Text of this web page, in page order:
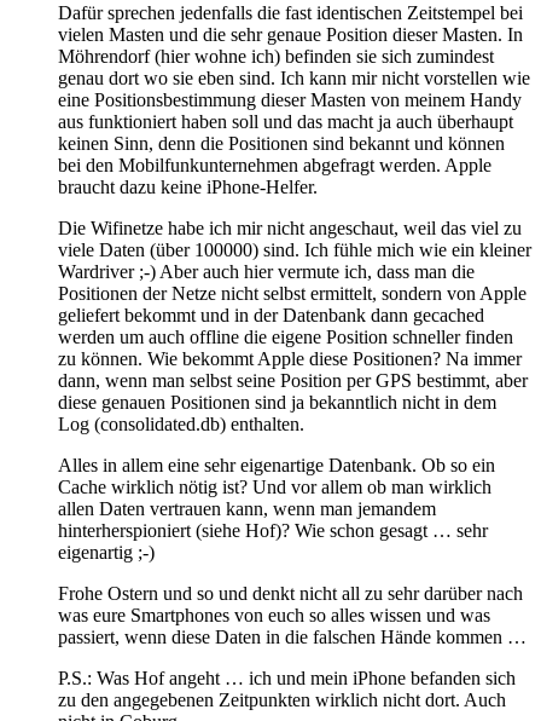
Dafür sprechen jedenfalls die fast identischen Zeitstempel bei
vielen Masten und die sehr genaue Position dieser Masten. In
Möhrendorf (hier wohne ich) befinden sie sich zumindest
genau dort wo sie eben sind. Ich kann mir nicht vorstellen wie
eine Positionsbestimmung dieser Masten von meinem Handy
aus funktioniert haben soll und das macht ja auch überhaupt
keinen Sinn, denn die Positionen sind bekannt und können
bei den Mobilfunkunternehmen abgefragt werden. Apple
braucht dazu keine iPhone-Helfer.
Die Wifinetze habe ich mir nicht angeschaut, weil das viel zu
viele Daten (über 100000) sind. Ich fühle mich wie ein kleiner
Wardriver ;-) Aber auch hier vermute ich, dass man die
Positionen der Netze nicht selbst ermittelt, sondern von Apple
geliefert bekommt und in der Datenbank dann gecached
werden um auch offline die eigene Position schneller finden
zu können. Wie bekommt Apple diese Positionen? Na immer
dann, wenn man selbst seine Position per GPS bestimmt, aber
diese genauen Positionen sind ja bekanntlich nicht in dem
Log (consolidated.db) enthalten.
Alles in allem eine sehr eigenartige Datenbank. Ob so ein
Cache wirklich nötig ist? Und vor allem ob man wirklich
allen Daten vertrauen kann, wenn man jemandem
hinterherspioniert (siehe Hof)? Wie schon gesagt … sehr
eigenartig ;-)
Frohe Ostern und so und denkt nicht all zu sehr darüber nach
was eure Smartphones von euch so alles wissen und was
passiert, wenn diese Daten in die falschen Hände kommen …
P.S.: Was Hof angeht … ich und mein iPhone befanden sich
zu den angegebenen Zeitpunkten wirklich nicht dort. Auch